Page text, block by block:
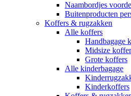
Naambordjes
Buitenproducten
Koffers & rugzakken
Alle koffers
Handbagage
Midsize
Grote koffers
Alle kinderbagage
Kinderkoffers